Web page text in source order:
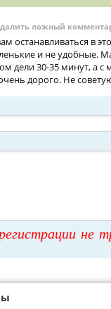
ложный
останавливаться в
и не удобные.
дели 30-35 минут, а
дорого. Не
не